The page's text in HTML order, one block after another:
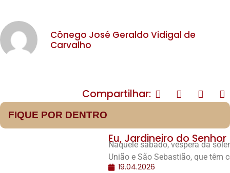
Cônego José Geraldo Vidigal de
Carvalho
Compartilhar:
FIQUE POR DENTRO
Eu, Jardineiro do Senhor
Naquele sábado, véspera da
União e São Sebastião, que têm
19.04.2026